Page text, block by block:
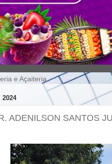
e Açaiteria
2024
ADENILSON SANTOS